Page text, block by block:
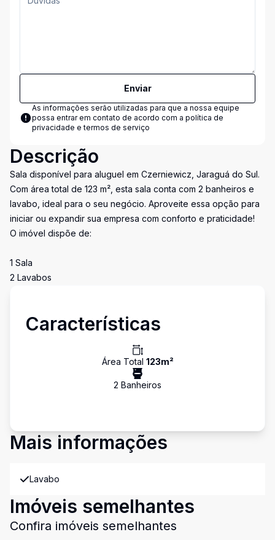
Enviar
As informações serão utilizadas para que a nossa equipe
possa entrar em contato de acordo com a política de
privacidade e termos de serviço
Descrição
Sala disponível para aluguel em Czerniewicz, Jaraguá do Sul.
Com área total de 123 m², esta sala conta com 2 banheiros e
lavabo, ideal para o seu negócio. Aproveite essa opção para
iniciar ou expandir sua empresa com conforto e praticidade!
O imóvel dispõe de:
1 Sala
2 Lavabos
Características
Área Total 123m²
2 Banheiros
Mais informações
Lavabo
Imóveis semelhantes
Confira imóveis semelhantes